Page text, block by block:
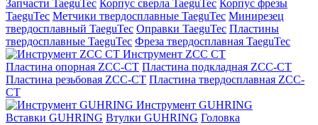
Запчасти TaeguTec Корпус сверла TaeguTec Корпус фрезы
TaeguTec Метчики твердосплавные TaeguTec Минирезец
твердосплавный TaeguTec Оправки TaeguTec Пластины
твердосплавные TaeguTec Фреза твердосплавная TaeguTec
Инструмент ZCС CT
Пластина опорная ZCC-CT Пластина подкладная ZCC-CT
Пластина резьбовая ZCC-CT Пластина твердосплавная ZCC-
CT
Инструмент GUHRING
Вставки GUHRING Втулки GUHRING Головка